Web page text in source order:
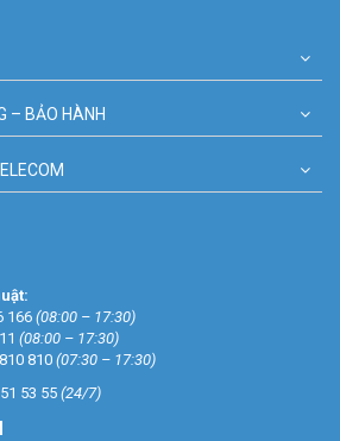
– BẢO HÀNH
166(08:00 – 17:30)
(08:00 – 17:30)
810(07:30 – 17:30)
53 55 (24/7)